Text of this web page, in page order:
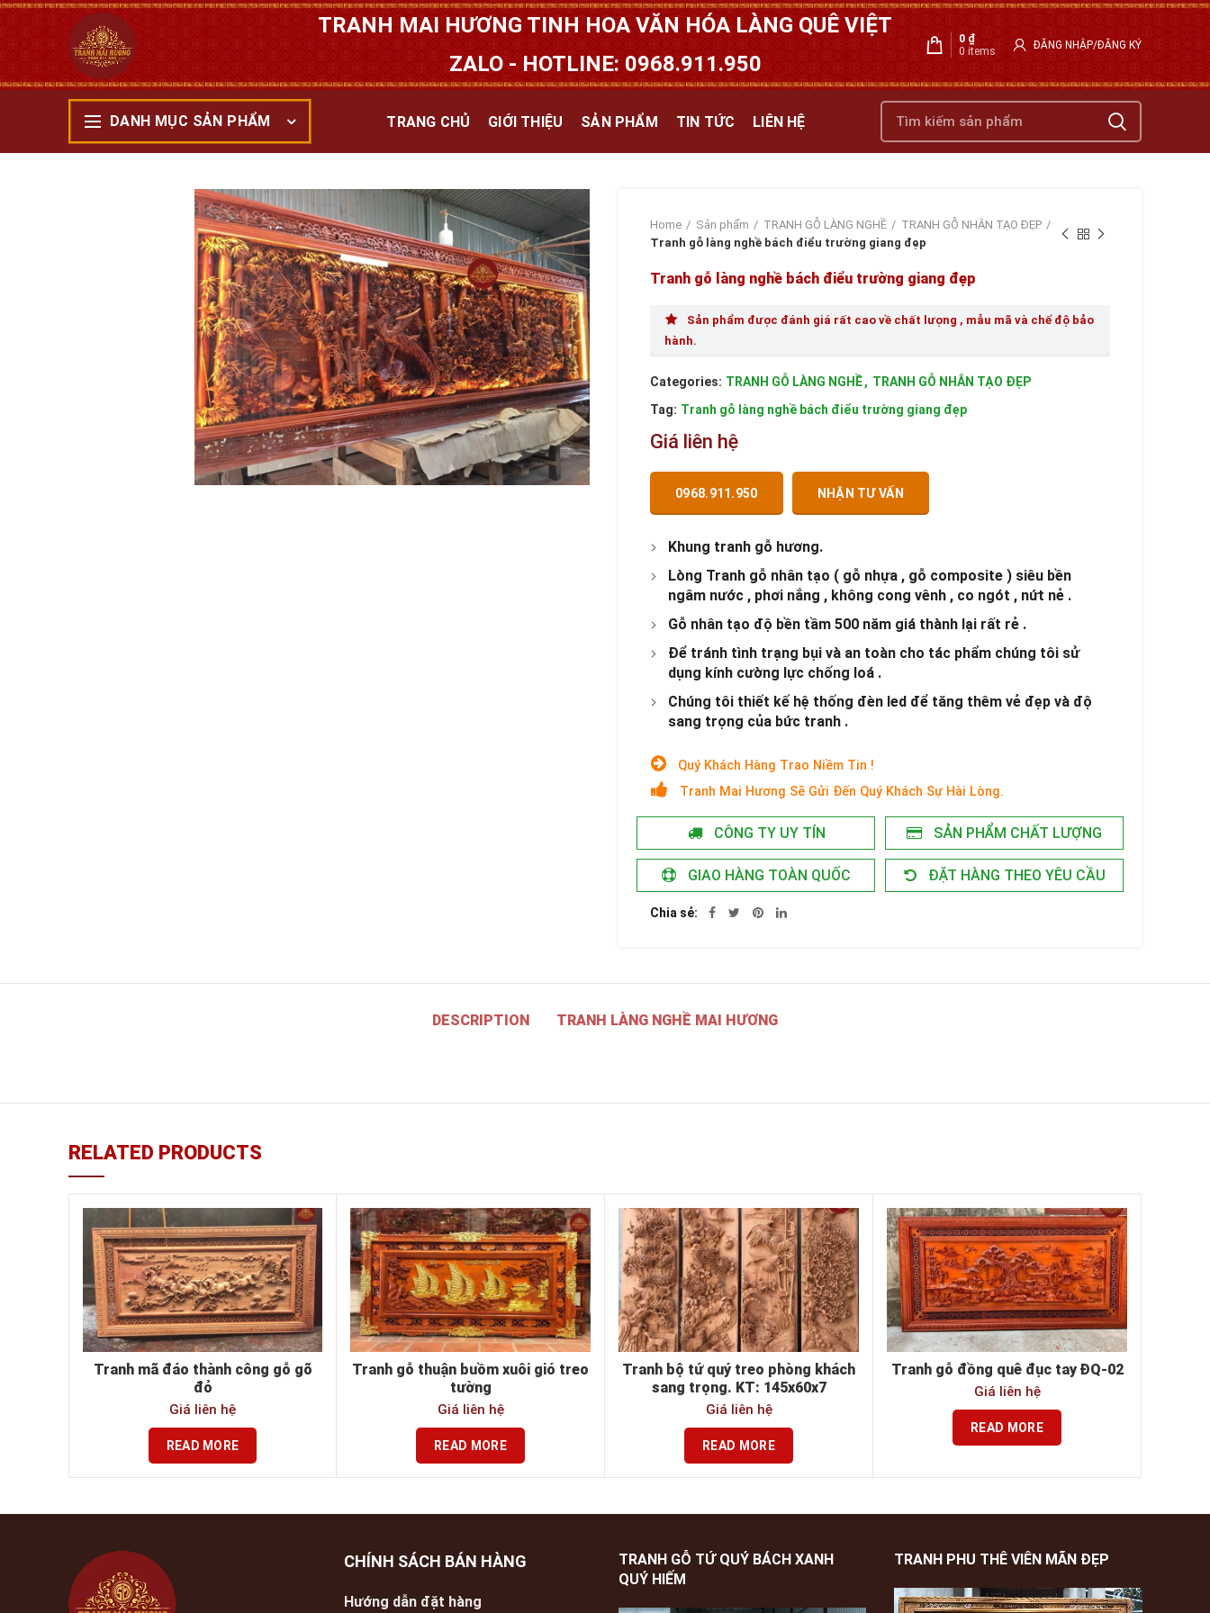
TRANH MAI HƯƠNG TINH HOA VĂN HÓA LÀNG QUÊ VIỆT
ZALO - HOTLINE: 0968.911.950
0 items
0 ₫ ĐĂNG NHẬP/ĐĂNG KÝ
DANH MỤC SẢN PHẨM TRANG CHỦ GIỚI THIỆU SẢN PHẨM TIN TỨC LIÊN HỆ
Home Sản phẩm TRANH GỖ LÀNG NGHỀ
TRANH GỖ NHÂN TẠO ĐẸP
Tranh gỗ làng nghề bách điểu trường giang đẹp
Tranh gỗ làng nghề bách điểu trường giang đẹp
Sản phẩm được đánh giá rất cao về chất lượng , mẫu mã và chế độ bảo
hành.
Categories: TRANH GỖ LÀNG NGHỀ, TRANH GỖ NHÂN TẠO ĐẸP
Tag: Tranh gỗ làng nghề bách điểu trường giang đẹp
Giá liên hệ
0968.911.950 NHẬN TƯ VẤN
Khung tranh gỗ hương.
Lòng Tranh gỗ nhân tạo ( gỗ nhựa , gỗ composite ) siêu bền
ngâm nước , phơi nắng , không cong vênh , co ngót , nứt nẻ .
Gỗ nhân tạo độ bền tầm 500 năm giá thành lại rất rẻ .
Để tránh tình trạng bụi và an toàn cho tác phẩm chúng tôi sử
dụng kính cường lực chống loá .
Chúng tôi thiết kế hệ thống đèn led để tăng thêm vẻ đẹp và độ
sang trọng của bức tranh .
Quý Khách Hàng Trao Niềm Tin !
Tranh Mai Hương Sẽ Gửi Đến Quý Khách Sự Hài Lòng.
CÔNG TY UY TÍN SẢN PHẨM CHẤT LƯỢNG
GIAO HÀNG TOÀN QUỐC ĐẶT HÀNG THEO YÊU CẦU
Chia sẻ
DESCRIPTION TRANH LÀNG NGHỀ MAI HƯƠNG
RELATED PRODUCTS
Tranh mã đáo thành công gỗ gõ
đỏ
Giá liên hệ
READ MORE
Tranh gỗ thuận buồm xuôi gió treo
tường
Giá liên hệ
READ MORE
Tranh bộ tứ quý treo phòng khách
sang trọng. KT: 145x60x7
Giá liên hệ
READ MORE
Tranh gỗ đồng quê đục tay ĐQ-02
Giá liên hệ
READ MORE
CHÍNH SÁCH BÁN HÀNG
Hướng dẫn đặt hàng
TRANH GỖ TỨ QUÝ BÁCH XANH
QUÝ HIẾM
TRANH PHU THÊ VIÊN MÃN ĐẸP